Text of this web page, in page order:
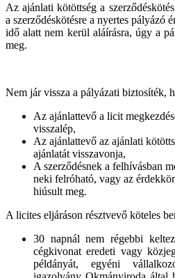
Az ajánlati kötöttség a
a szerződéskötésre a nyertes pályázó
idő alatt nem kerül aláírásra, úgy a
meg.
Nem jár vissza a pályázati biztosíték,
Az ajánlattevő a licit
visszalép,
Az ajánlattevő az ajánlati
ajánlatát visszavonja,
A szerződésnek a felhívásban
neki felróható, vagy az
hiúsult meg.
A licites eljáráson résztvevő köteles
30 napnál nem régebbi
cégkivonat eredeti vagy
példányát, egyéni